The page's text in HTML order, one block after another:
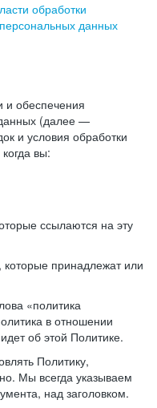
обработки
данных
и обеспечения
(далее —
и условия обработки
вы:
ссылаются на эту
которые принадлежат или
«политика
в отношении
об этой Политике.
Политику,
Мы всегда указываем
над заголовком.